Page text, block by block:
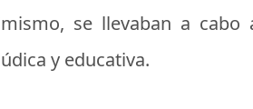
se llevaban a cabo
y educativa.